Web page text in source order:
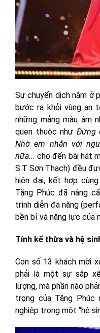
Sự chuyển dịch nằm ở
bước ra khỏi vùng an
những mảng màu âm
quen thuộc như Đừng
Nhờ em nhắn với
nữa...cho đến bài hát
S.T Sơn Thạch) đều
hiện đại, kết hợp
Tăng Phúc đã nâng
trình diễn đa năng
bền bỉ và năng lực của
Tính kế thừa và hệ
Con số 13 khách mời
phải là một sự sắp
lượng, mà phần nào
trọng của Tăng Phúc
nghiệp trong một “hệ